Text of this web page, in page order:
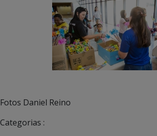
Fotos Daniel Reino
Categorias :